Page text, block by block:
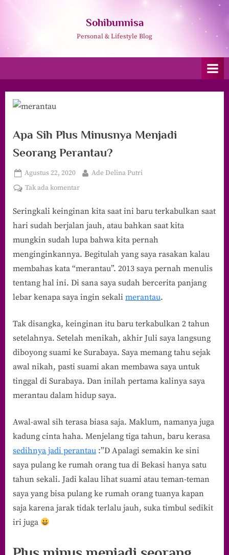
Sohibunnisa
Personal & Lifestyle Blog
Apa Sih Plus Minusnya Menjadi
Seorang Perantau?
Posted
on
Agustus 22, 2020 By
Ade Delina Putri
Tak ada komentarpada
Sih
Plus
Minusnya
Menjadi
Seorang
Perantau?
Seringkali keinginan kita saat ini baru terkabulkan saat
hari sudah berjalan jauh, atau bahkan saat kita
mungkin sudah lupa bahwa kita pernah
menginginkannya. Begitulah yang saya rasakan kalau
membahas kata “merantau”. 2013 saya pernah menulis
tentang hal ini. Di sana saya sudah bercerita panjang
lebar kenapa saya ingin sekali merantau.
Tak disangka, keinginan itu baru terkabulkan 2 tahun
setelahnya. Setelah menikah, akhir Juli saya langsung
diboyong suami ke Surabaya. Saya memang tahu sejak
awal nikah, pasti suami akan membawa saya untuk
tinggal di Surabaya. Dan inilah pertama kalinya saya
merantau dalam hidup saya.
Awal-awal sih terasa biasa saja. Maklum, namanya juga
kadung cinta haha. Menjelang tiga tahun, baru kerasa
sedihnya jadi perantau :”D Apalagi semakin ke sini
saya pulang ke rumah orang tua di Bekasi hanya satu
tahun sekali. Jadi kalau lihat suami atau teman-teman
saya yang bisa pulang ke rumah orang tuanya kapan
saja karena jarak tidak terlalu jauh, suka timbul sedikit
iri juga